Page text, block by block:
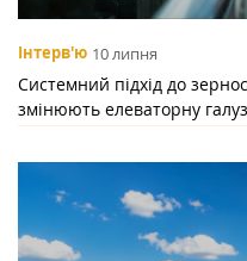
Інтерв'ю 10 липня
Системний підхід до
змінюють елеваторну